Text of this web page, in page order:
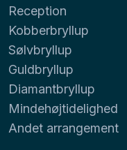
Reception
Kobberbryllup
Sølvbryllup
Guldbryllup
Diamantbryllup
Mindehøjtidelighed
Andet arrangement